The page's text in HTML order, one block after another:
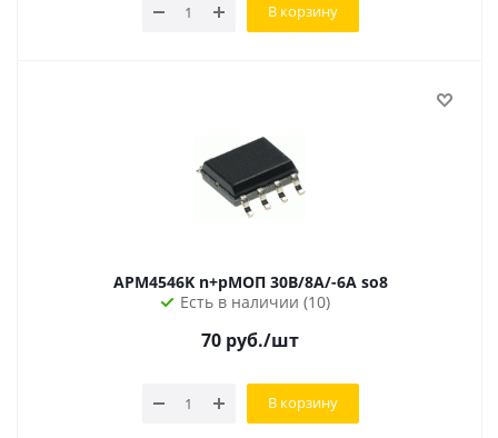
В корзину
APM4546K n+pМОП 30В/8А/-6А so8
Есть в наличии (10)
70 руб./шт
В корзину